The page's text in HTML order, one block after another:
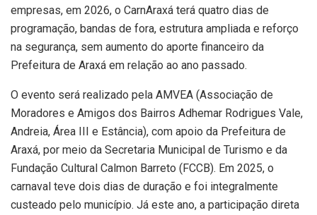
empresas, em 2026, o CarnAraxá terá quatro dias de
programação, bandas de fora, estrutura ampliada e reforço
na segurança, sem aumento do aporte financeiro da
Prefeitura de Araxá em relação ao ano passado.
O evento será realizado pela AMVEA (Associação de
Moradores e Amigos dos Bairros Adhemar Rodrigues Vale,
Andreia, Área III e Estância), com apoio da Prefeitura de
Araxá, por meio da Secretaria Municipal de Turismo e da
Fundação Cultural Calmon Barreto (FCCB). Em 2025, o
carnaval teve dois dias de duração e foi integralmente
custeado pelo município. Já este ano, a participação direta